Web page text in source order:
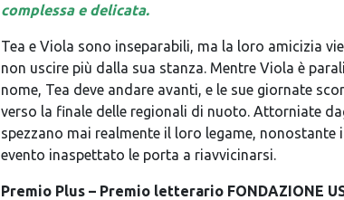
complessa e delicata.
Tea e Viola sono inseparabili, ma la loro amicizia
non uscire più dalla sua stanza. Mentre Viola è
nome, Tea deve andare avanti, e le sue giornate
verso la finale delle regionali di nuoto. Attorniate
spezzano mai realmente il loro legame, nonostante
evento inaspettato le porta a riavvicinarsi.
Premio Plus – Premio letterario FONDAZIONE